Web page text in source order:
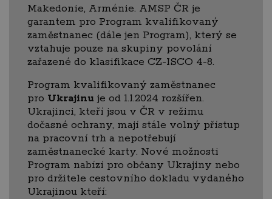
Makedonie, Arménie. AMSP ČR je
garantem pro Program kvalifikovaný
zaměstnanec (dále jen Program), který se
vztahuje pouze na skupiny povolání
zařazené do klasifikace CZ-ISCO 4-8.
Program kvalifikovaný zaměstnanec
pro Ukrajinu je od 1.1.2024 rozšířen.
Ukrajinci, kteří jsou v ČR v režimu
dočasné ochrany, mají stále volný přístup
na pracovní trh a nepotřebují
zaměstnanecké karty. Nové možnosti
Program nabízí pro občany Ukrajiny nebo
pro držitele cestovního dokladu vydaného
Ukrajinou kteří: